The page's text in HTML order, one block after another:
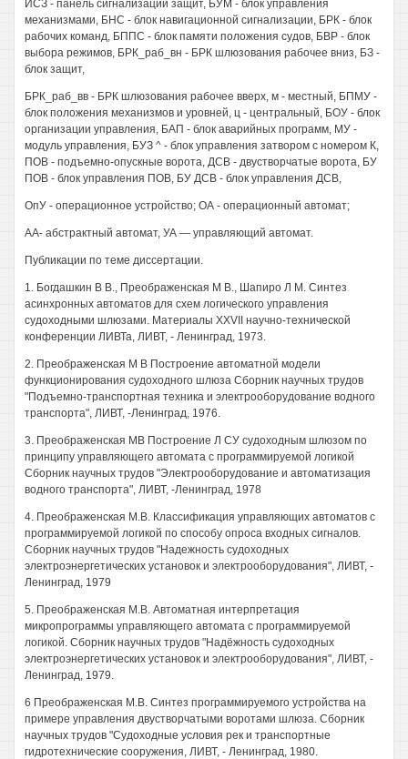
ИСЗ - панель сигнализации защит, БУМ - блок управления
механизмами, БНС - блок навигационной сигнализации, БРК - блок
рабочих команд, БППС - блок памяти положения судов, БВР - блок
выбора режимов, БРК_раб_вн - БРК шлюзования рабочее вниз, БЗ -
блок защит,
БРК_раб_вв - БРК шлюзования рабочее вверх, м - местный, БПМУ -
блок положения механизмов и уровней, ц - центральный, БОУ - блок
организации управления, БАП - блок аварийных программ, МУ -
модуль управления, БУЗ ^ - блок управления затвором с номером К,
ПОВ - подъемно-опускные ворота, ДСВ - двустворчатые ворота, БУ
ПОВ - блок управления ПОВ, БУ ДСВ - блок управления ДСВ,
ОпУ - операционное устройство; ОА - операционный автомат;
АА- абстрактный автомат, УА — управляющий автомат.
Публикации по теме диссертации.
1. Богдашкин В В., Преображенская М В., Шапиро Л М. Синтез
асинхронных автоматов для схем логического управления
судоходными шлюзами. Материалы XXVII научно-технической
конференции ЛИВТа, ЛИВТ, - Ленинград, 1973.
2. Преображенская М В Построение автоматной модели
функционирования судоходного шлюза Сборник научных трудов
"Подъемно-транспортная техника и электрооборудование водного
транспорта", ЛИВТ, -Ленинград, 1976.
3. Преображенская МВ Построение Л СУ судоходным шлюзом по
принципу управляющего автомата с программируемой логикой
Сборник научных трудов "Электрооборудование и автоматизация
водного транспорта", ЛИВТ, -Ленинград, 1978
4. Преображенская М.В. Классификация управляющих автоматов с
программируемой логикой по способу опроса входных сигналов.
Сборник научных трудов "Надежность судоходных
электроэнергетических установок и электрооборудования", ЛИВТ, -
Ленинград, 1979
5. Преображенская М.В. Автоматная интерпретация
микропрограммы управляющего автомата с программируемой
логикой. Сборник научных трудов "Надёжность судоходных
электроэнергетических установок и электрооборудования", ЛИВТ, -
Ленинград, 1979.
6 Преображенская М.В. Синтез программируемого устройства на
примере управления двустворчатыми воротами шлюза. Сборник
научных трудов "Судоходные условия рек и транспортные
гидротехнические сооружения, ЛИВТ, - Ленинград, 1980.